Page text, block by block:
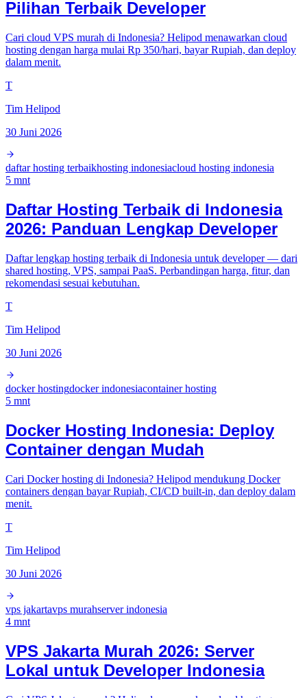
Pilihan Terbaik Developer
Cari cloud VPS murah di Indonesia? Helipod menawarkan cloud
hosting dengan harga mulai Rp 350/hari, bayar Rupiah, dan deploy
dalam menit.
T
Tim Helipod
30 Juni 2026
daftar hosting terbaikhosting indonesiacloud hosting indonesia
5 mnt
Daftar Hosting Terbaik di Indonesia
2026: Panduan Lengkap Developer
Daftar lengkap hosting terbaik di Indonesia untuk developer — dari
shared hosting, VPS, sampai PaaS. Perbandingan harga, fitur, dan
rekomendasi sesuai kebutuhan.
T
Tim Helipod
30 Juni 2026
docker hostingdocker indonesiacontainer hosting
5 mnt
Docker Hosting Indonesia: Deploy
Container dengan Mudah
Cari Docker hosting di Indonesia? Helipod mendukung Docker
containers dengan bayar Rupiah, CI/CD built-in, dan deploy dalam
menit.
T
Tim Helipod
30 Juni 2026
vps jakartavps murahserver indonesia
4 mnt
VPS Jakarta Murah 2026: Server
Lokal untuk Developer Indonesia